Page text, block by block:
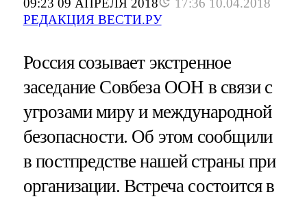
09:23 09 АПРЕЛЯ 2018
17:36 10.04.2018
РЕДАКЦИЯ ВЕСТИ.РУ
Россия созывает экстренное
заседание Совбеза ООН в связи с
угрозами миру и международной
безопасности. Об этом сообщили
в постпредстве нашей страны при
организации. Встреча состоится в